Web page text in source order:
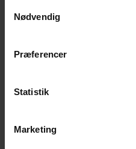
Nødvendig
Præferencer
Statistik
Marketing
Cookiepolitik
Cookiepolitik